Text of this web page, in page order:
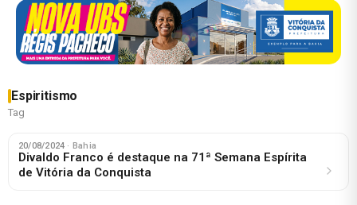
Espiritismo
Tag
20/08/2024 · Bahia
Divaldo Franco é destaque na 71ª Semana Espírita
de Vitória da Conquista